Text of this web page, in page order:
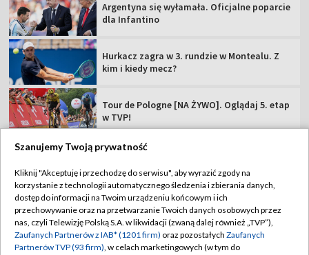
Argentyna się wyłamała. Oficjalne poparcie
dla Infantino
Hurkacz zagra w 3. rundzie w Montealu. Z
kim i kiedy mecz?
Tour de Pologne [NA ŻYWO]. Oglądaj 5. etap
w TVP!
TVP
Abonament TVP
Sklep TVP
Regulamin TVP
Polityka prywatności
Szanujemy Twoją prywatność
Kliknij "Akceptuję i przechodzę do serwisu", aby wyrazić zgody na
korzystanie z technologii automatycznego śledzenia i zbierania danych,
dostęp do informacji na Twoim urządzeniu końcowym i ich
przechowywanie oraz na przetwarzanie Twoich danych osobowych przez
nas, czyli Telewizję Polską S.A. w likwidacji (zwaną dalej również „TVP”),
Zaufanych Partnerów z IAB* (1201 firm) oraz pozostałych Zaufanych
Partnerów TVP (93 firm), w celach marketingowych (w tym do